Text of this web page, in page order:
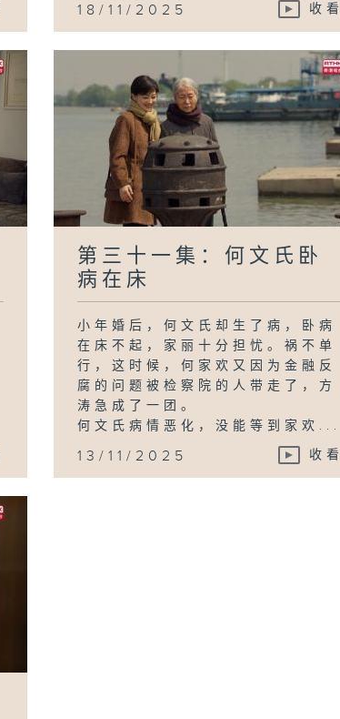
18/11/2025 收看
第三十一集：何文氏卧
病在床
小年婚后，何文氏却生了病，卧病
在床不起，家丽十分担忧。祸不单
行，这时候，何家欢又因为金融反
腐的问题被检察院的人带走了，方
涛急成了一团。
何文氏病情恶化，没能等到家欢...
13/11/2025 收看